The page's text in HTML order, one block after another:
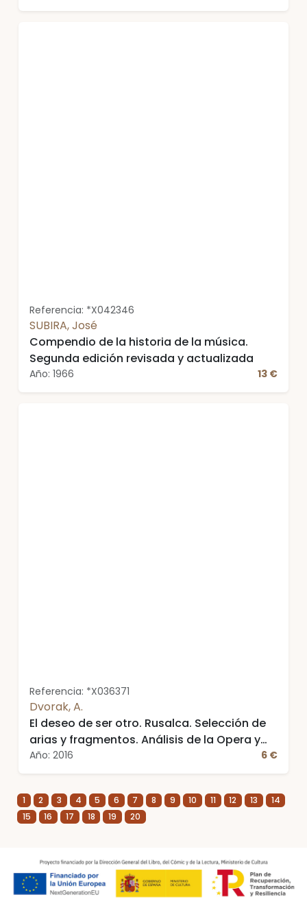
Referencia: *X042346
SUBIRA, José
Compendio de la historia de la música.
Segunda edición revisada y actualizada
Año: 1966 13 €
Referencia: *X036371
Dvorak, A.
El deseo de ser otro. Rusalca. Selección de
arias y fragmentos. Análisis de la Opera y
guía de audición. Libro - CD - DVD. This is
Opera
Año: 2016 6 €
1 2 3 4 5 6 7 8 9 10 11 12 13
14
15
16 17 18 19 20